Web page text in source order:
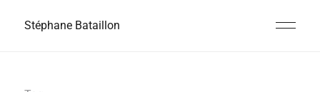
Stéphane Bataillon